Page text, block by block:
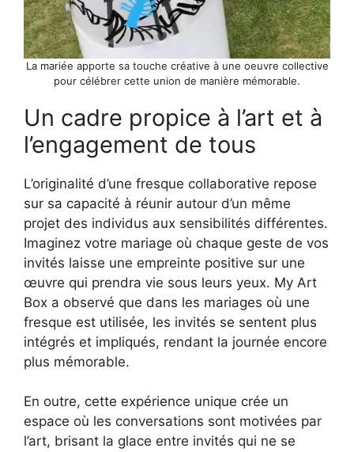
La mariée apporte sa touche créative à une oeuvre collective
pour célébrer cette union de manière mémorable.
Un cadre propice à l’art et à
l’engagement de tous
L’originalité d’une fresque collaborative repose
sur sa capacité à réunir autour d’un même
projet des individus aux sensibilités différentes.
Imaginez votre mariage où chaque geste de vos
invités laisse une empreinte positive sur une
œuvre qui prendra vie sous leurs yeux. My Art
Box a observé que dans les mariages où une
fresque est utilisée, les invités se sentent plus
intégrés et impliqués, rendant la journée encore
plus mémorable.
En outre, cette expérience unique crée un
espace où les conversations sont motivées par
l’art, brisant la glace entre invités qui ne se